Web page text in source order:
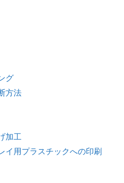
グ
方法
加工
イ用プラスチックへの印刷